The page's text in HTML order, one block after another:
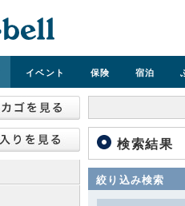
イベント 保険 宿泊
検索結果
絞り込み検索